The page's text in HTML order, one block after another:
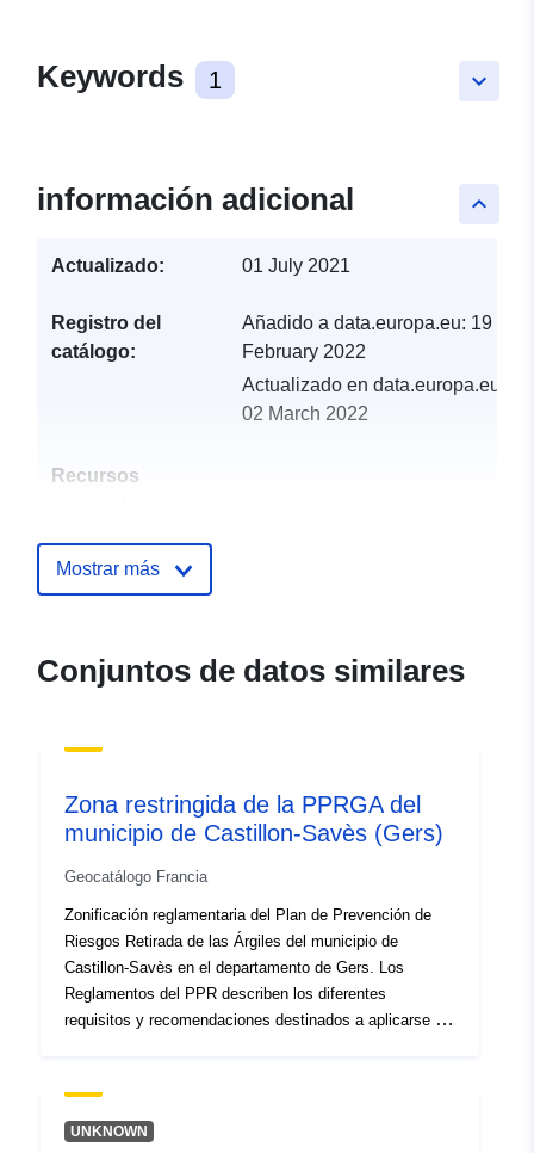
keyboard_arrow_down
Keywords 1
keyboard_arrow_up
información adicional
Actualizado: 01 July 2021
Registro del
catálogo:
Añadido a data.europa.eu: 19
February 2022
Actualizado en data.europa.eu:
02 March 2022
Recursos
Identificadores:
0743-4d9f-b211-
120066022-srv-92b1f008-bfa0-
4d25-b679-511f755e5495
Tipo:
http://inspire.ec.europa.eu/
codelist/SpatialDataServiceType/
Mostrar más
Conjuntos de datos similares
Zona restringida de la PPRGA del
municipio de Castillon-Savès (Gers)
Geocatálogo Francia
Zonificación reglamentaria del Plan de Prevención de
Riesgos Retirada de las Árgiles del municipio de
Castillon-Savès en el departamento de Gers. Los
Reglamentos del PPR describen los diferentes
requisitos y recomendaciones destinados a aplicarse a
constructivas y se dirigen principalmente a la
construcción de nuevas viviendas.Sin embargo, algunas
UNKNOWN